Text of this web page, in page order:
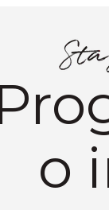
o